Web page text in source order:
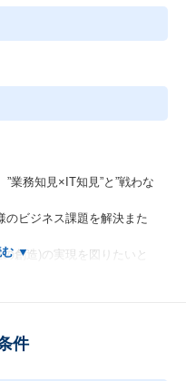
業務知見×IT知見”と”戦わな
のビジネス課題を解決また
創造)の実現を図りたいと
視化・成長させていくの
件